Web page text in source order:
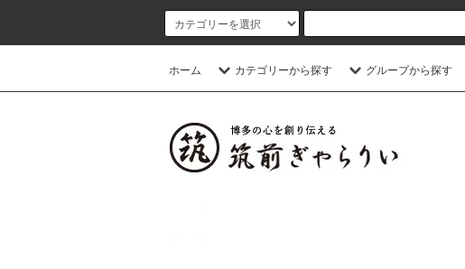
ホーム カテゴリーから探す グループから探す